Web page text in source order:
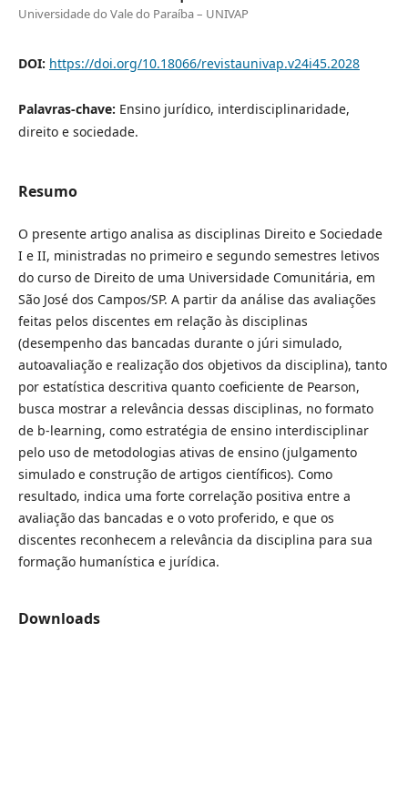
Universidade do Vale do Paraíba – UNIVAP
DOI: https://doi.org/10.18066/revistaunivap.v24i45.2028
Palavras-chave: Ensino jurídico, interdisciplinaridade,
direito e sociedade.
Resumo
O presente artigo analisa as disciplinas Direito e Sociedade
I e II, ministradas no primeiro e segundo semestres letivos
do curso de Direito de uma Universidade Comunitária, em
São José dos Campos/SP. A partir da análise das avaliações
feitas pelos discentes em relação às disciplinas
(desempenho das bancadas durante o júri simulado,
autoavaliação e realização dos objetivos da disciplina), tanto
por estatística descritiva quanto coeficiente de Pearson,
busca mostrar a relevância dessas disciplinas, no formato
de b-learning, como estratégia de ensino interdisciplinar
pelo uso de metodologias ativas de ensino (julgamento
simulado e construção de artigos científicos). Como
resultado, indica uma forte correlação positiva entre a
avaliação das bancadas e o voto proferido, e que os
discentes reconhecem a relevância da disciplina para sua
formação humanística e jurídica.
Downloads